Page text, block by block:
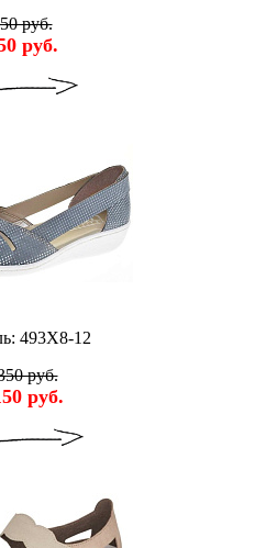
руб.
руб.
493X8-12
руб.
руб.